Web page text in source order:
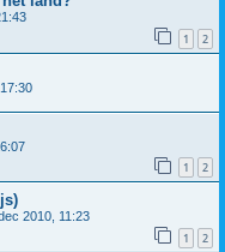
1 2
1 2
2010, 11:23
1 2